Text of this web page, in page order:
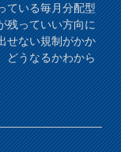
ている毎月分配型
残っていい方向に
せない規制がかか
どうなるかわから